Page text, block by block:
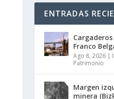
ENTRADAS
Franco
Ago 8, 2026 |
Patrimonio
Margen
minera